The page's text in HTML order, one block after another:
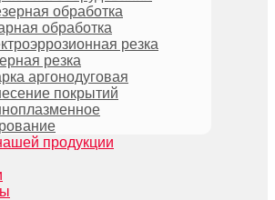
обработка
обработка
резка
резка
аргонодуговая
покрытий
продукции